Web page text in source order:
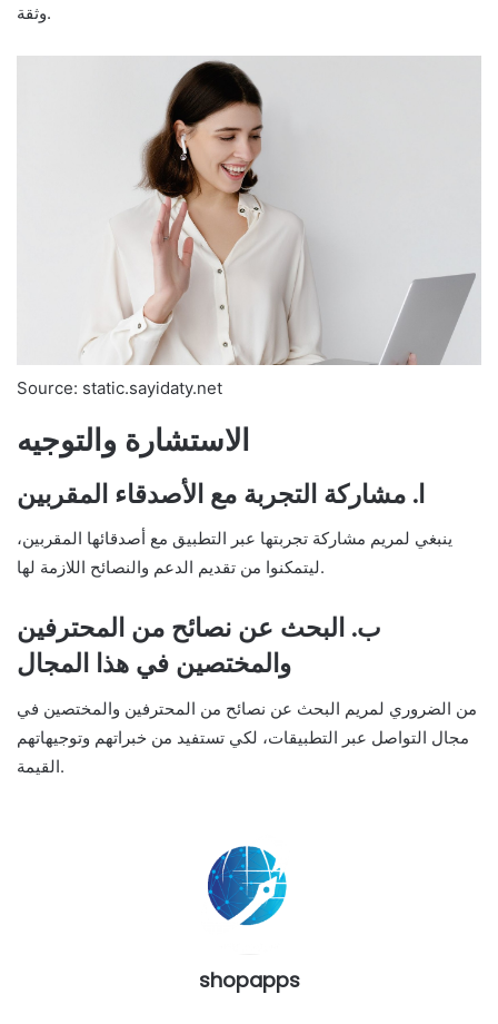
وثقة.
Source: static.sayidaty.net
الاستشارة والتوجيه
ا. مشاركة التجربة مع الأصدقاء المقربين
ينبغي لمريم مشاركة تجربتها عبر التطبيق مع أصدقائها المقربين،
ليتمكنوا من تقديم الدعم والنصائح اللازمة لها.
ب. البحث عن نصائح من المحترفين
والمختصين في هذا المجال
من الضروري لمريم البحث عن نصائح من المحترفين والمختصين في
مجال التواصل عبر التطبيقات، لكي تستفيد من خبراتهم وتوجيهاتهم
القيمة.
shopapps